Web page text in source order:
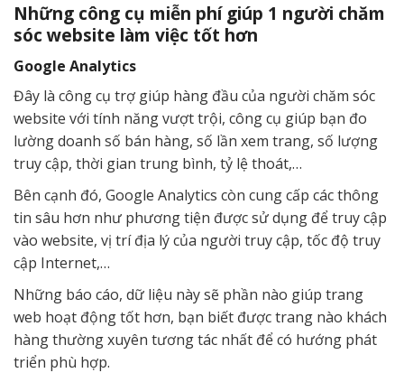
Những công cụ miễn phí giúp 1 người chăm
sóc website làm việc tốt hơn
Google Analytics
Đây là công cụ trợ giúp hàng đầu của người chăm sóc
website với tính năng vượt trội, công cụ giúp bạn đo
lường doanh số bán hàng, số lần xem trang, số lượng
truy cập, thời gian trung bình, tỷ lệ thoát,…
Bên cạnh đó, Google Analytics còn cung cấp các thông
tin sâu hơn như phương tiện được sử dụng để truy cập
vào website, vị trí địa lý của người truy cập, tốc độ truy
cập Internet,…
Những báo cáo, dữ liệu này sẽ phần nào giúp trang
web hoạt động tốt hơn, bạn biết được trang nào khách
hàng thường xuyên tương tác nhất để có hướng phát
triển phù hợp.